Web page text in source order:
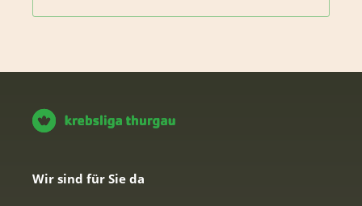
Wir sind für Sie da